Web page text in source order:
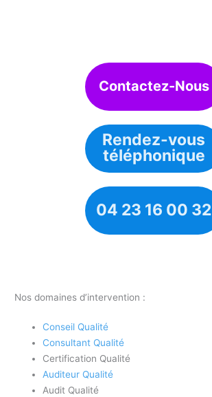
Contactez-Nous
Rendez-vous
téléphonique
04 23 16 00 32
Nos domaines d’intervention :
Conseil Qualité
Consultant Qualité
Certification Qualité
Auditeur Qualité
Audit Qualité